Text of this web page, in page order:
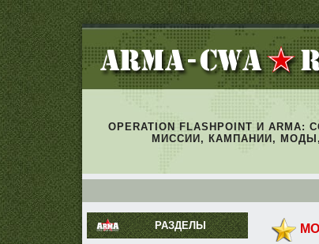
OPERATION FLASHPOINT И ARMA:
МИССИИ, КАМПАНИИ,
РАЗДЕЛЫ